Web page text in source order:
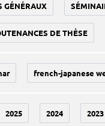
GÉNÉRAUX
DE THÈSE
french-japanese
2025 2024 2023